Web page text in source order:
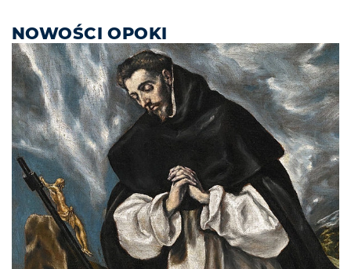
NOWOŚCI OPOKI